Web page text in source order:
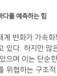
다를 예측하는 힘
계 변화가 가속
있다. 하지만 많
으며 이는 단순
위협하는 구조